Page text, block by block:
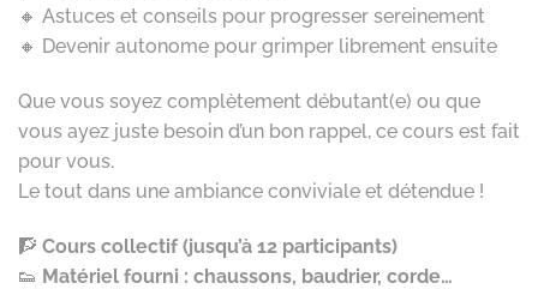
🔸 Astuces et conseils pour progresser sereinement
🔸 Devenir autonome pour grimper librement ensuite
Que vous soyez complètement débutant(e) ou que
vous ayez juste besoin d’un bon rappel, ce cours est fait
pour vous.
Le tout dans une ambiance conviviale et détendue !
🧗 Cours collectif (jusqu’à 12 participants)
👟 Matériel fourni : chaussons, baudrier, corde…